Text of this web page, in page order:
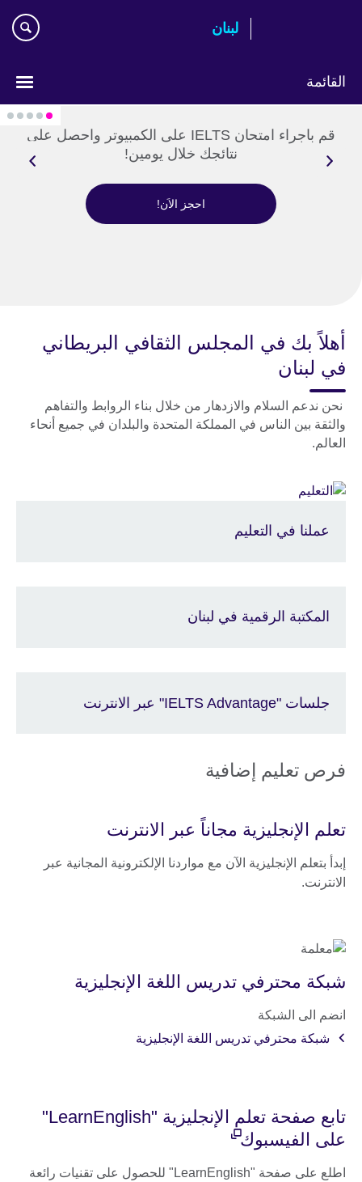
لبنان
القائمة
your
قم باجراء امتحان IELTS على الكمبيوتر واحصل على
نتائجك خلال يومين!
احجز الاَن!
أهلاً بك في المجلس الثقافي البريطاني
في لبنان
نحن ندعم السلام والازدهار من خلال بناء الروابط والتفاهم
والثقة بين الناس في المملكة المتحدة والبلدان في جميع أنحاء
العالم.
عملنا في التعليم
المكتبة الرقمية في لبنان
جلسات "IELTS Advantage" عبر الانترنت
فرص تعليم إضافية
تعلم الإنجليزية مجاناً عبر الانترنت
إبدأ بتعلم الإنجليزية الآن مع مواردنا الإلكترونية المجانية عبر
الانترنت.
شبكة محترفي تدريس اللغة الإنجليزية
انضم الى الشبكة
شبكة محترفي تدريس اللغة الإنجليزية
تابع صفحة تعلم الإنجليزية "LearnEnglish"
على الفيسبوك
اطلع على صفحة "LearnEnglish" للحصول على تقنيات رائعة